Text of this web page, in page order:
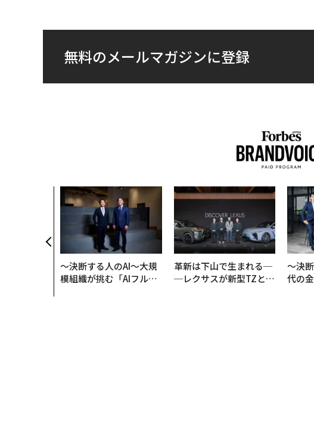
無料のメールマガジンに登録
〜決断する人のAI〜大規
模組織が挑む「AIフル実
革新は下山で生まれる─
─レクサスが新型TZとE
〜決
代の